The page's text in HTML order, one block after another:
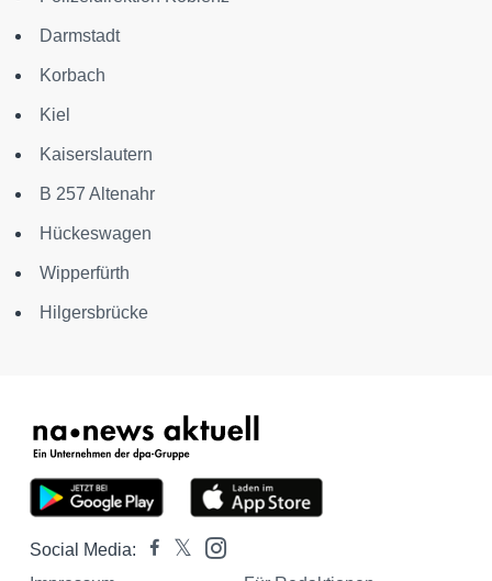
Darmstadt
Korbach
Kiel
Kaiserslautern
B 257 Altenahr
Hückeswagen
Wipperfürth
Hilgersbrücke
Social Media: